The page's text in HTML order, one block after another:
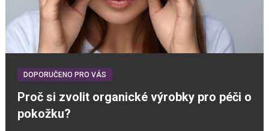
DOPORUČENO PRO VÁS
Proč si zvolit organické výrobky pro péči o
pokožku?